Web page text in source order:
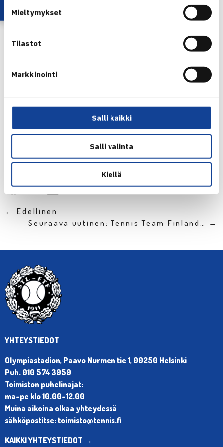
Mieltymykset
Tilastot
Markkinointi
Salli kaikki
Salli valinta
Kiellä
Smash-Kotka – ÅLK | klo 16.00 | Kotkan Tennishalli
GT – EVS | klo 16.30 | Targa Arena, Kauniainen
*ottelut pelataan tämän hetken tiedon mukaan näillä ajoilla
– kuitenkin muutoksia voi tulla viikonlopun aikojen, seuraa
sarjaohjelmasta mahdollisia muutoksia
Jaa:
← Edellinen
Seuraava uutinen: Tennis Team Finland… →
YHTEYSTIEDOT
Olympiastadion, Paavo Nurmen tie 1, 00250 Helsinki
Puh. 010 574 3959
Toimiston puhelinajat:
ma-pe klo 10.00-12.00
Muina aikoina olkaa yhteydessä
sähköpostitse: toimisto@tennis.fi
KAIKKI YHTEYSTIEDOT →